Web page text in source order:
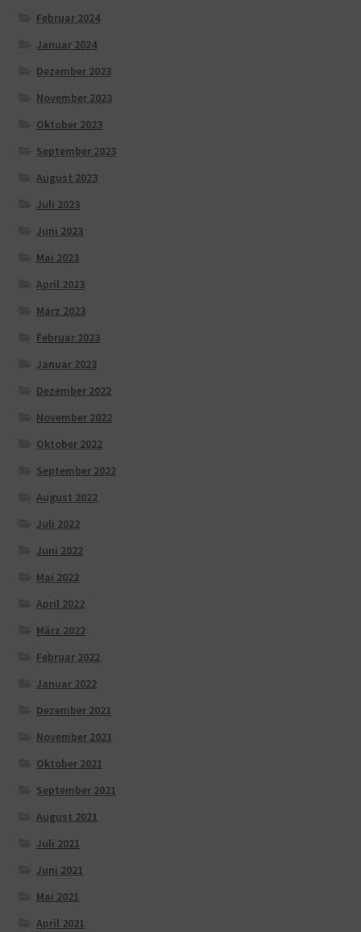
Februar 2024
Januar 2024
Dezember 2023
November 2023
Oktober 2023
September 2023
August 2023
Juli 2023
Juni 2023
Mai 2023
April 2023
März 2023
Februar 2023
Januar 2023
Dezember 2022
November 2022
Oktober 2022
September 2022
August 2022
Juli 2022
Juni 2022
Mai 2022
April 2022
März 2022
Februar 2022
Januar 2022
Dezember 2021
November 2021
Oktober 2021
September 2021
August 2021
Juli 2021
Juni 2021
Mai 2021
April 2021